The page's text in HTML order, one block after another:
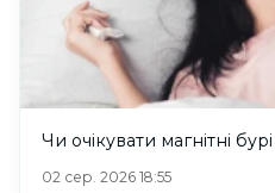
Чи очікувати магнітні
02 сер. 2026 18:55